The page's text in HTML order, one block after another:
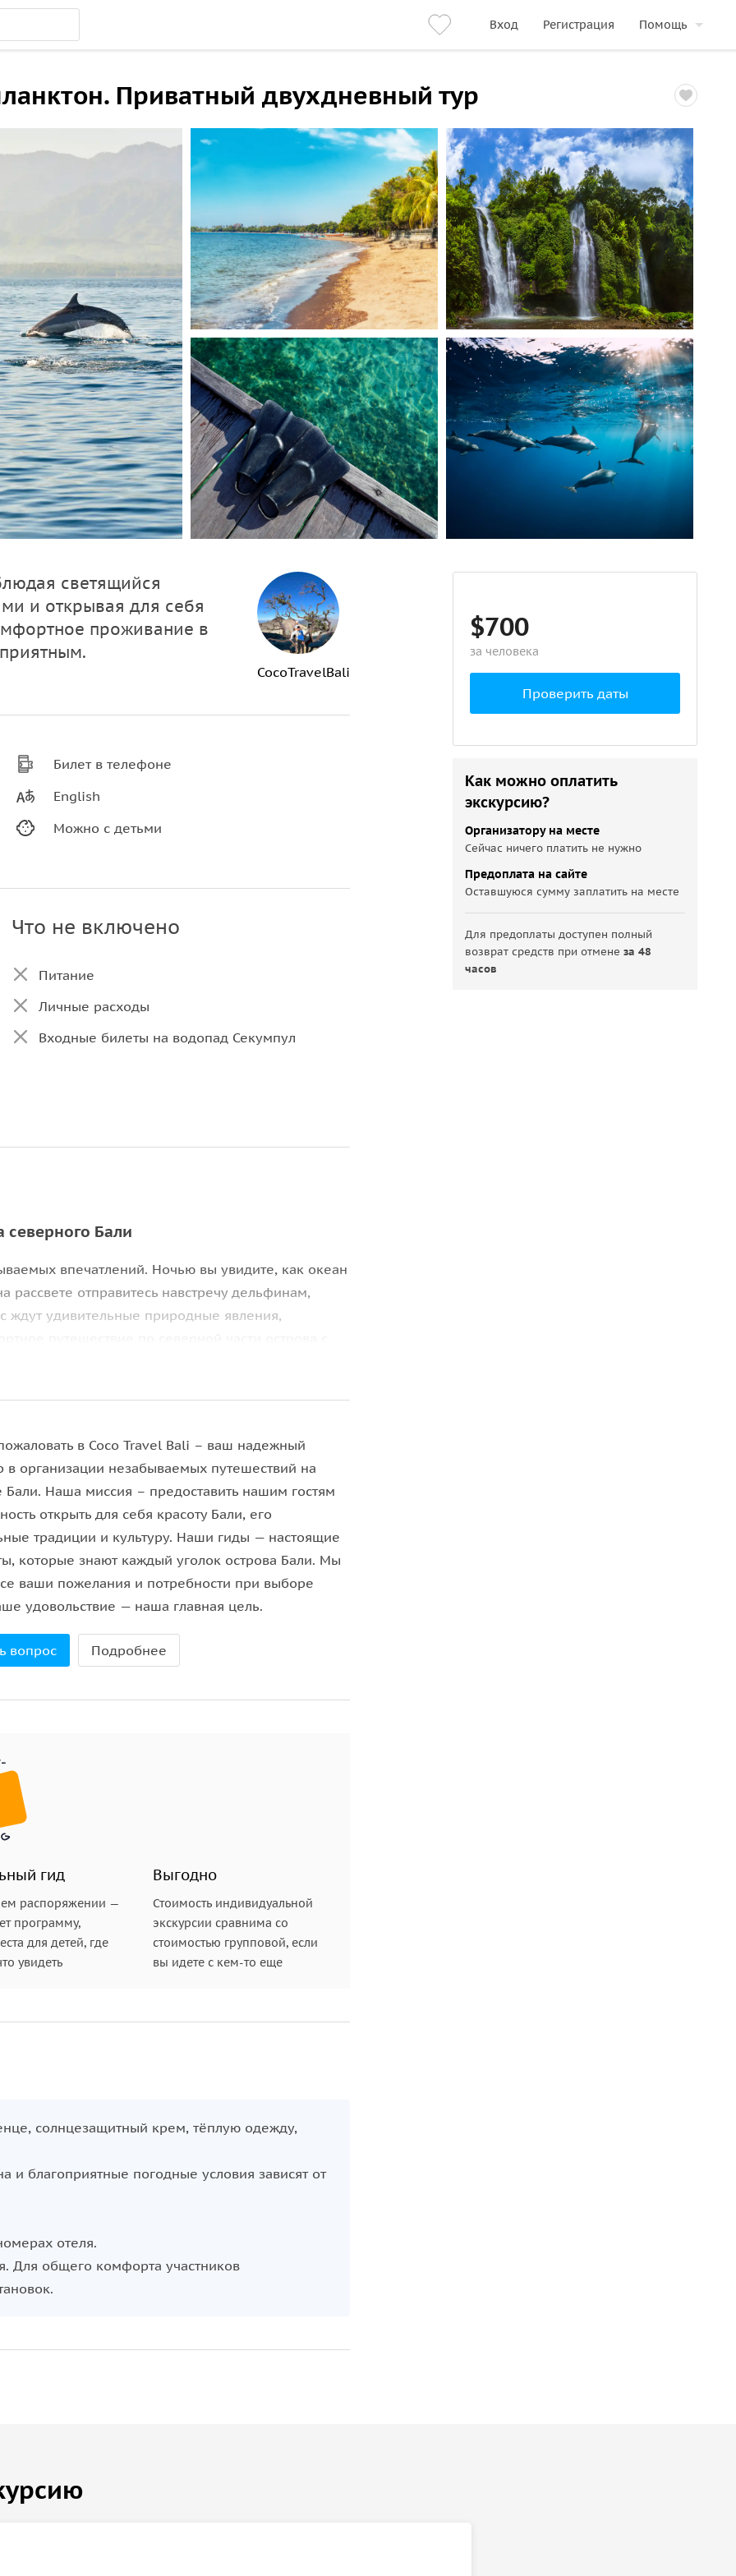
Вход Регистрация Помощь
Приватный двухдневный тур
светящийся
и открывая для себя
проживание в
CocoTravelBali
Билет в телефоне
English
Можно с детьми
Что не включено
Питание
Личные расходы
Входные билеты на водопад Секумпул
Бали
впечатлений. Ночью вы увидите, как океан
рассвете отправитесь навстречу дельфинам,
ждут удивительные природные явления,
планктон идельфины Ловины. После
начинает мерцать при каждом движении,
На рассвете вас ждёт встреча с дельфинами
океана, которые часто подплывают совсем
посетитеводопады Банью Вана ,Секумпули
уже более 700 лет, и побываете у живописного
проживание в отеле, где вы сможете
приключениями, а вкусная еда и неспешный ритм
в Coco Travel Bali – ваш надежный
в организации незабываемых путешествий на
Бали. Наша миссия – предоставить нашим гостям
открыть для себя красоту Бали, его
традиции и культуру. Наши гиды — настоящие
которые знают каждый уголок острова Бали. Мы
ваши пожелания и потребности при выборе
удовольствие — наша главная цель.
вопрос Подробнее
гид
распоряжении —
программу,
для детей, где
увидеть
Выгодно
Стоимость индивидуальной
экскурсии сравнима со
стоимостью групповой, если
вы идете с кем-то еще
солнцезащитный крем, тёплую одежду,
и благоприятные погодные условия зависят от
отеля.
Для общего комфорта участников
$700
за человека
Проверить даты
Как можно оплатить
экскурсию?
Организатору на месте
Сейчас ничего платить не нужно
Предоплата на сайте
Оставшуюся сумму заплатить на месте
Для предоплаты доступен полный
возврат средств при отменеза 48
часов